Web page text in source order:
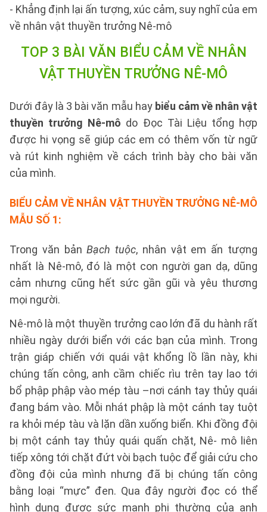
- Khẳng định lại ấn tượng, xúc cảm, suy nghĩ của em
về nhân vật thuyền trưởng Nê-mô
TOP 3 BÀI VĂN BIỂU CẢM VỀ NHÂN
VẬT THUYỀN TRƯỞNG NÊ-MÔ
Dưới đây là 3 bài văn mẫu hay biểu cảm về nhân vật
thuyền trưởng Nê-mô do Đọc Tài Liệu tổng hợp
được hi vọng sẽ giúp các em có thêm vốn từ ngữ
và rút kinh nghiệm về cách trình bày cho bài văn
của mình.
BIỂU CẢM VỀ NHÂN VẬT THUYỀN TRƯỞNG NÊ-MÔ
MẪU SỐ 1:
Trong văn bảnBạch tuộc, nhân vật em ấn tượng
nhất là Nê-mô, đó là một con người gan dạ, dũng
cảm nhưng cũng hết sức gần gũi và yêu thương
mọi người.
Nê-mô là một thuyền trưởng cao lớn đã du hành rất
nhiều ngày dưới biển với các bạn của mình. Trong
trận giáp chiến với quái vật khổng lồ lần này, khi
chúng tấn công, anh cầm chiếc rìu trên tay lao tới
bổ phập phập vào mép tàu –nơi cánh tay thủy quái
đang bám vào. Mỗi nhát phập là một cánh tay tuột
ra khỏi mép tàu và lặn dần xuống biển. Khi đồng đội
bị một cánh tay thủy quái quấn chặt, Nê- mô liên
tiếp xông tới chặt đứt vòi bạch tuộc để giải cứu cho
đồng đội của mình nhưng đã bị chúng tấn công
bằng loại “mực” đen. Qua đây người đọc có thể
hình dung được sức mạnh phi thường của anh